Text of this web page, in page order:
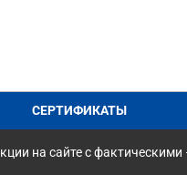
СЕРТИФИКАТЫ
на сайте с